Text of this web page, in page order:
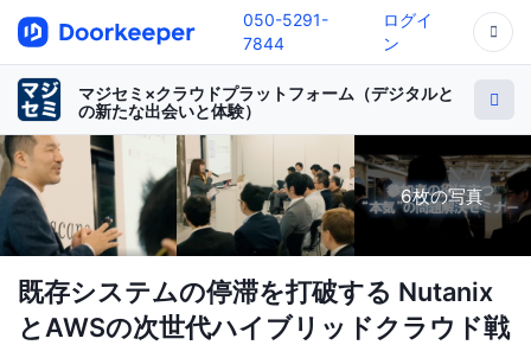
050-5291-
7844
ログイ
ン
マジセミ×クラウドプラットフォーム（デジタルと
の新たな出会いと体験）
6枚の写真
既存システムの停滞を打破する Nutanix
とAWSの 次世代ハイブリッドクラウド戦